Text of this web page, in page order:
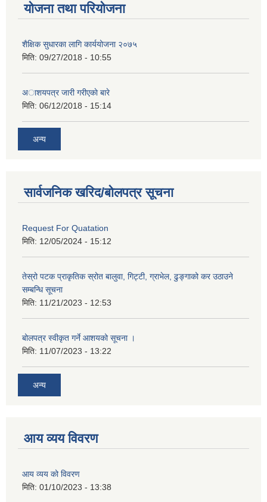
योजना तथा परियोजना
शैक्षिक सुधारका लागि कार्ययोजना २०७५
मिति: 09/27/2018 - 10:55
अाशयपत्र जारी गरीएकाे बारे
मिति: 06/12/2018 - 15:14
अन्य
सार्वजनिक खरिद/बोलपत्र सूचना
Request For Quatation
मिति: 12/05/2024 - 15:12
तेस्रो पटक प्राकृतिक स्रोत बालुवा, गिट्टी, ग्राभेल, ढुङ्गाको कर उठाउने
सम्बन्धि सूचना
मिति: 11/21/2023 - 12:53
बोलपत्र स्वीकृत गर्ने आशयको सूचना ।
मिति: 11/07/2023 - 13:22
अन्य
आय व्यय विवरण
आय व्यय को विवरण
मिति: 01/10/2023 - 13:38